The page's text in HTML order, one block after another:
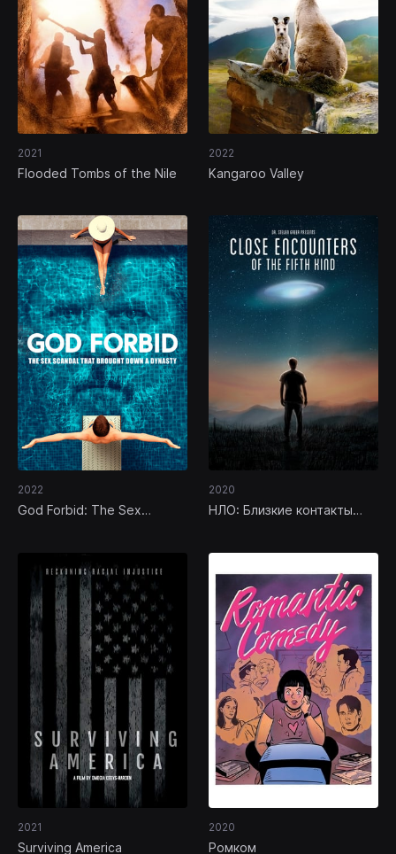
2021
Flooded Tombs of the Nile
2022
Kangaroo Valley
2022
God Forbid: The Sex
2020
НЛО: Близкие контакты
2021
Surviving America
2020
Ромком